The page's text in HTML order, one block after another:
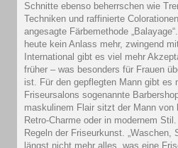
Schnitte ebenso beherrschen wie
Techniken und raffinierte
angesagte Färbemethode
heute kein Anlass mehr, zwingend
International gibt es viel mehr
früher – was besonders für Frauen
ist. Für den gepflegten Mann gibt es
Friseursalons sogenannte
maskulinem Flair sitzt der Mann von
Retro-Charme oder in modernem
Regeln der Friseurkunst. „Waschen,
längst nicht mehr alles, was eine